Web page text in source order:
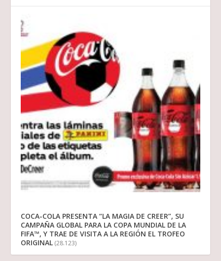
COCA-COLA PRESENTA “LA MAGIA DE CREER”, SU
CAMPAÑA GLOBAL PARA LA COPA MUNDIAL DE LA
FIFA™, Y TRAE DE VISITA A LA REGIÓN EL TROFEO
ORIGINAL (28.123)